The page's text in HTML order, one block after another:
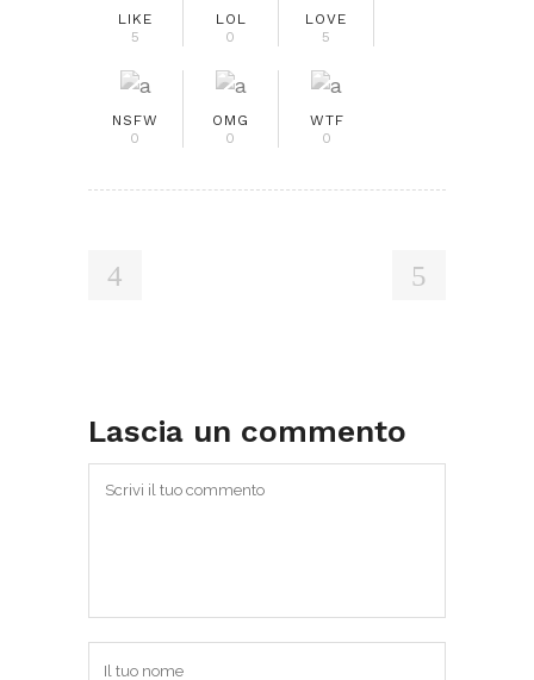
LIKE
5
LOL
0
LOVE
5
NSFW
0
OMG
0
WTF
0
Lascia un commento